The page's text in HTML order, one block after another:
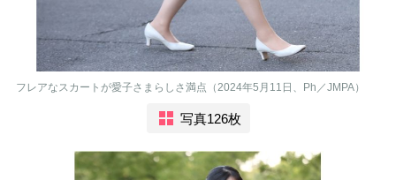
フレアなスカートが愛子さまらしさ満点（2024年5月11日、Ph／JMPA）
写真126枚